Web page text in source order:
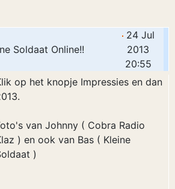
Soldaat Online!!
24 Jul
2013
20:55
op het knopje Impressies en dan
van Johnny ( Cobra Radio
) en ook van Bas ( Kleine
)